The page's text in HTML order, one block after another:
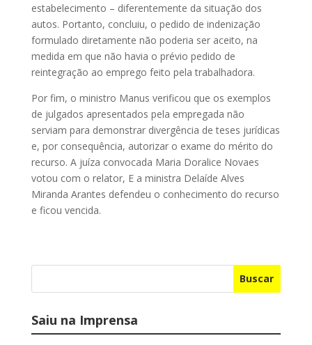
estabelecimento – diferentemente da situação dos
autos. Portanto, concluiu, o pedido de indenização
formulado diretamente não poderia ser aceito, na
medida em que não havia o prévio pedido de
reintegração ao emprego feito pela trabalhadora.
Por fim, o ministro Manus verificou que os exemplos
de julgados apresentados pela empregada não
serviam para demonstrar divergência de teses jurídicas
e, por consequência, autorizar o exame do mérito do
recurso. A juíza convocada Maria Doralice Novaes
votou com o relator, E a ministra Delaíde Alves
Miranda Arantes defendeu o conhecimento do recurso
e ficou vencida.
Buscar
Saiu na Imprensa